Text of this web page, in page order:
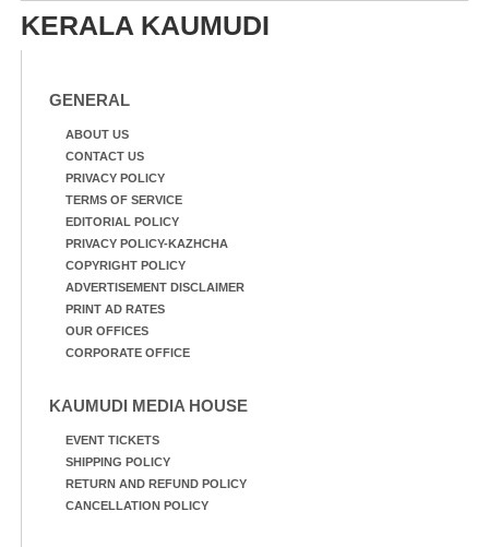
ക്യാമ്പിലെത്തിയവർ
വസ്ത്രങ്ങൾ
ഉണക്കാനിട്ടിരിക്കുന്ന
ഫുട്ബോൾ കളികളിൽ
കുട്ടികൾ
ക്യാമ്പിലെത്തിയവർ മഴ
KERALA KAUMUDI
GENERAL
ABOUT US
CONTACT US
PRIVACY POLICY
TERMS OF SERVICE
EDITORIAL POLICY
PRIVACY POLICY-KAZHCHA
COPYRIGHT POLICY
ADVERTISEMENT DISCLAIMER
PRINT AD RATES
OUR OFFICES
CORPORATE OFFICE
KAUMUDI MEDIA HOUSE
EVENT TICKETS
SHIPPING POLICY
RETURN AND REFUND POLICY
CANCELLATION POLICY